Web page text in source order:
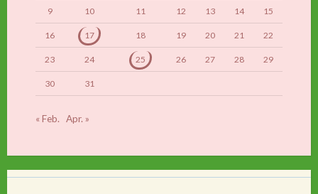
9 10 11 12 13 14 15
16 17 18 19 20 21 22
23 24 25 26 27 28 29
30 31
« Feb. Apr. »